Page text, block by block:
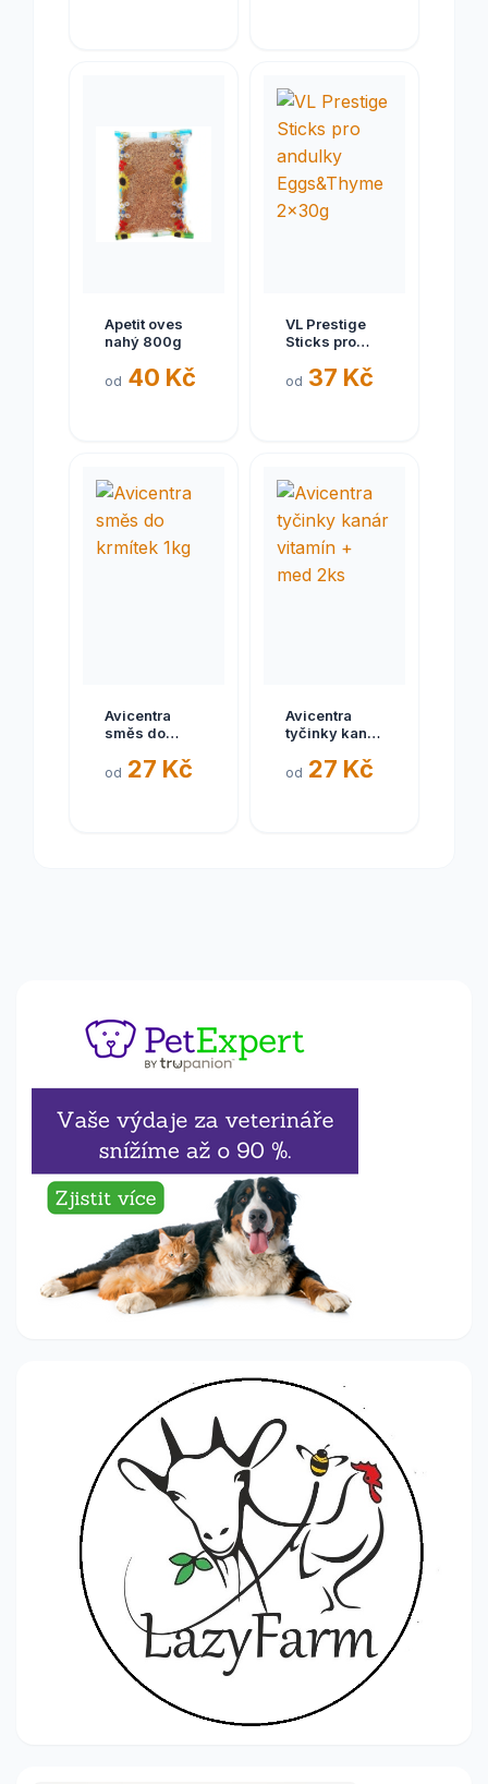
Apetit oves
nahý 800g
od 40 Kč
VL Prestige
Sticks pro
Eggs&Thyme
od 37 Kč
Avicentra
směs do
od 27 Kč
Avicentra
tyčinky kanár
med 2ks
od 27 Kč